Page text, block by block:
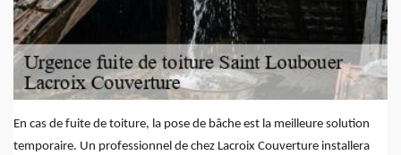
En cas de fuite de toiture, la pose de bâche est la meilleure solution
temporaire. Un professionnel de chez Lacroix Couverture installera